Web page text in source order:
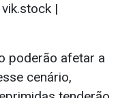
|
poderão afetar a
cenário,